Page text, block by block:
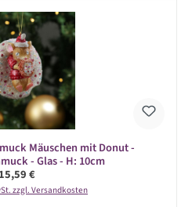
Mäuschen mit Donut -
- Glas - H: 10cm
Regulärer Preis:
15,59 €
zzgl. Versandkosten